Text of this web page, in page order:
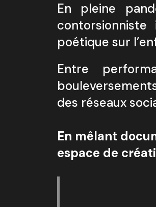
En pleine
poétique sur
Entre
des réseaux
En mêlant
espace de